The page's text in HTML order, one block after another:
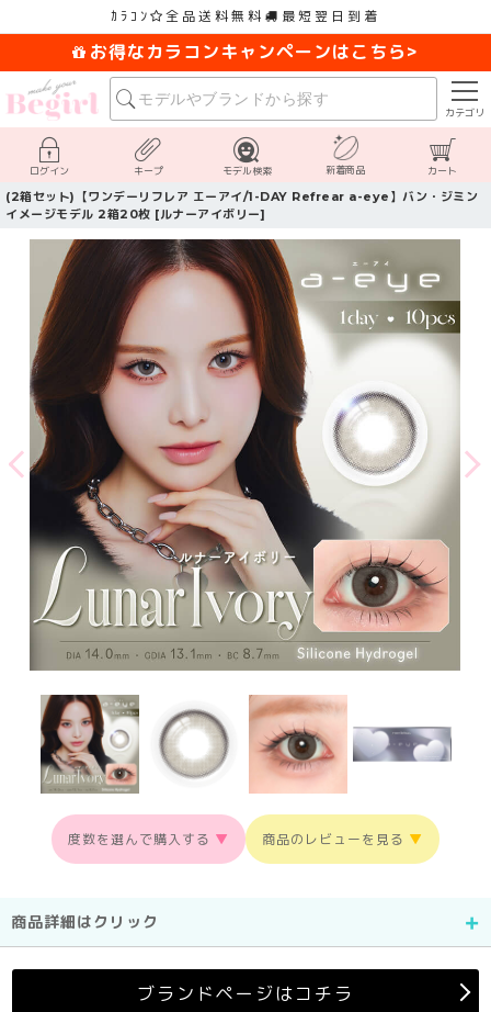
ｶﾗｺﾝ 全品送料無料 最短翌日到着
お得なカラコンキャンペーンはこちら>
カテゴリ
ログイン キープ モデル検索 新着商品 カート
(2箱セット)【ワンデーリフレア エーアイ/1-DAY Refrear a-eye】バン・ジミン
イメージモデル 2箱20枚 [ルナーアイボリー]
度数を選んで購入する ▼ 商品のレビューを見る ▼
商品詳細はクリック
ブランドページはコチラ